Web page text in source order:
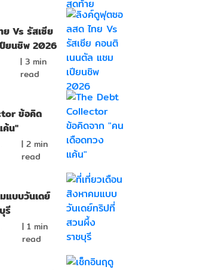
Vs รัสเซีย
ยนชิพ 2026
| 3min
read
ข้อคิด
ค้น"
|2 min
read
แบบวันเดย์
รี
| 1min
read